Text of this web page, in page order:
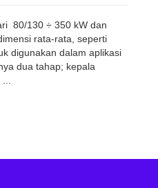
80/130 ÷ 350 kW dan
rata-rata, seperti
digunakan dalam aplikasi
dua tahap; kepala